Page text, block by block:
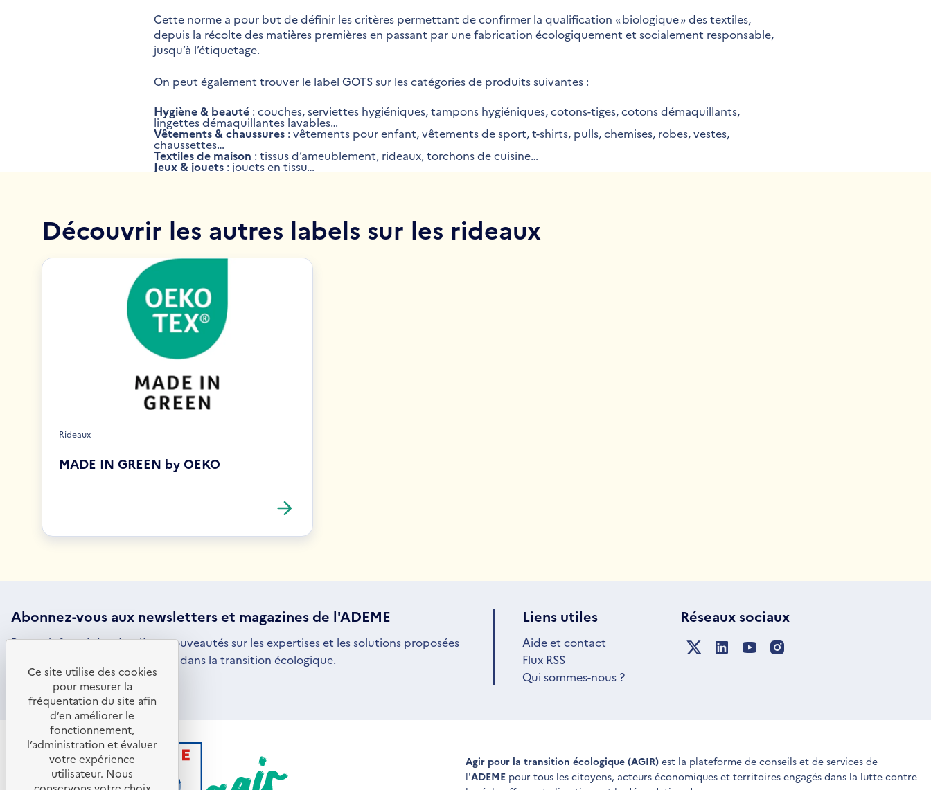
Cette norme a pour but de définir les critères permettant de confirmer la qualification « biologique » des textiles,
depuis la récolte des matières premières en passant par une fabrication écologiquement et socialement responsable,
jusqu’à l’étiquetage.
On peut également trouver le label GOTS sur les catégories de produits suivantes :
Hygiène & beauté : couches, serviettes hygiéniques, tampons hygiéniques, cotons-tiges, cotons démaquillants,
lingettes démaquillantes lavables…
Vêtements & chaussures : vêtements pour enfant, vêtements de sport, t-shirts, pulls, chemises, robes, vestes,
chaussettes…
Textiles de maison : tissus d’ameublement, rideaux, torchons de cuisine…
Jeux & jouets : jouets en tissu…
Découvrir les autres labels sur les rideaux
Rideaux
MADE IN GREEN by OEKO
Abonnez-vous aux newsletterset magazines de l'ADEME
Restez informé des dernières nouveautés sur les expertises et les solutions proposées
par l'ADEME pour vous engager dans la transition écologique.
S'ABONNER
S'OUVRE
DANS
UNE
NOUVELLE
FENÊTRE
Liens utiles
Aide et contact
Flux RSS
Qui sommes-nous ?
Réseaux sociaux
Agir pour la transition écologique (AGIR) est la plateforme de conseils et de services de
l'ADEME pour tous les citoyens, acteurs économiques et territoires engagés dans la lutte contre
Ce site utilise des cookies
pour mesurer la
fréquentation du site afin
d’en améliorer le
fonctionnement,
l’administration et évaluer
votre expérience
utilisateur. Nous